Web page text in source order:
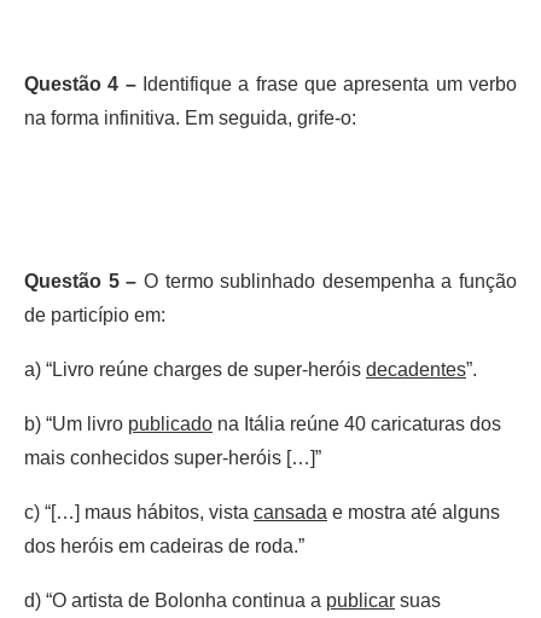
Questão 4 –Identifique a frase que apresenta um verbo
na forma infinitiva. Em seguida, grife-o:
Questão 5 – O termo sublinhado desempenha a função
de particípio em:
a) “Livro reúne charges de super-heróis decadentes”.
b) “Um livro publicado na Itália reúne 40 caricaturas dos
mais conhecidos super-heróis […]”
c) “[…] maus hábitos, vista cansada e mostra até alguns
dos heróis em cadeiras de roda.”
d) “O artista de Bolonha continua a publicar suas